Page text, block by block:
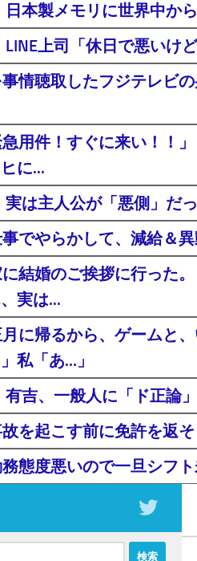
日本製メモリに世界中か
LINE上司「休日で悪い
情聴取したフジテレビ
急用件！すぐに来い！！
に...
実は主人公が「悪側」だ
でやらかして、減給＆
結婚のご挨拶に行った
実は...
月に帰るから、ゲームと
私「あ…」
有吉、一般人に「ド正論
を起こす前に免許を返
態度悪いので一旦シフ